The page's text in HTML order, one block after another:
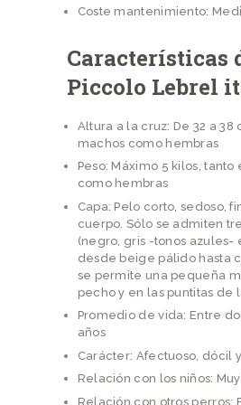
Coste mantenimiento:
Características
Piccolo Lebrel
Altura a la cruz: De 32 a 38
machos como hembras
Peso: Máximo 5 kilos, tanto
como hembras
Capa: Pelo corto, sedoso,
cuerpo. Sólo se admiten
(negro, gris -tonos azules-
desde beige pálido hasta
se permite una pequeña
pecho y en las puntitas de
Promedio de vida: Entre
años
Carácter: Afectuoso, dócil
Relación con los niños:
Relación con otros perros: